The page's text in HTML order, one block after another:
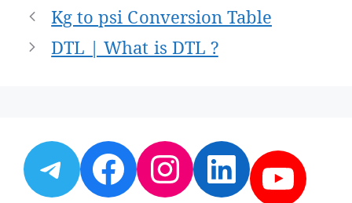
Post
navigation
Kg to psi Conversion Table
DTL | What is DTL ?
Telegram
Facebook
Instagram